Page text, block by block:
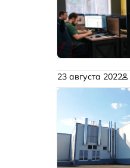
23 августа 2022